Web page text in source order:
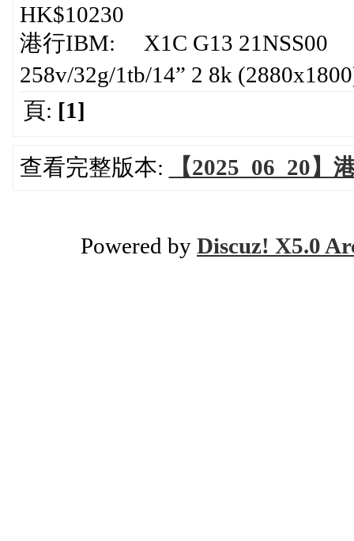
HK$10230
港行IBM: X1C G13 21NSS00
258v/32g/1tb/14” 2 8k
頁: [1]
查看完整版本: 【2025_06_20
Powered by Discuz! X5.0